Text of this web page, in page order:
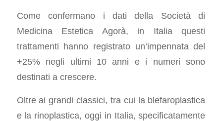
Come confermano i dati della Società di
Medicina Estetica Agorà, in Italia questi
trattamenti hanno registrato un’impennata del
+25% negli ultimi 10 anni e i numeri sono
destinati a crescere.
Oltre ai grandi classici, tra cui la blefaroplastica
e la rinoplastica, oggi in Italia, specificatamente